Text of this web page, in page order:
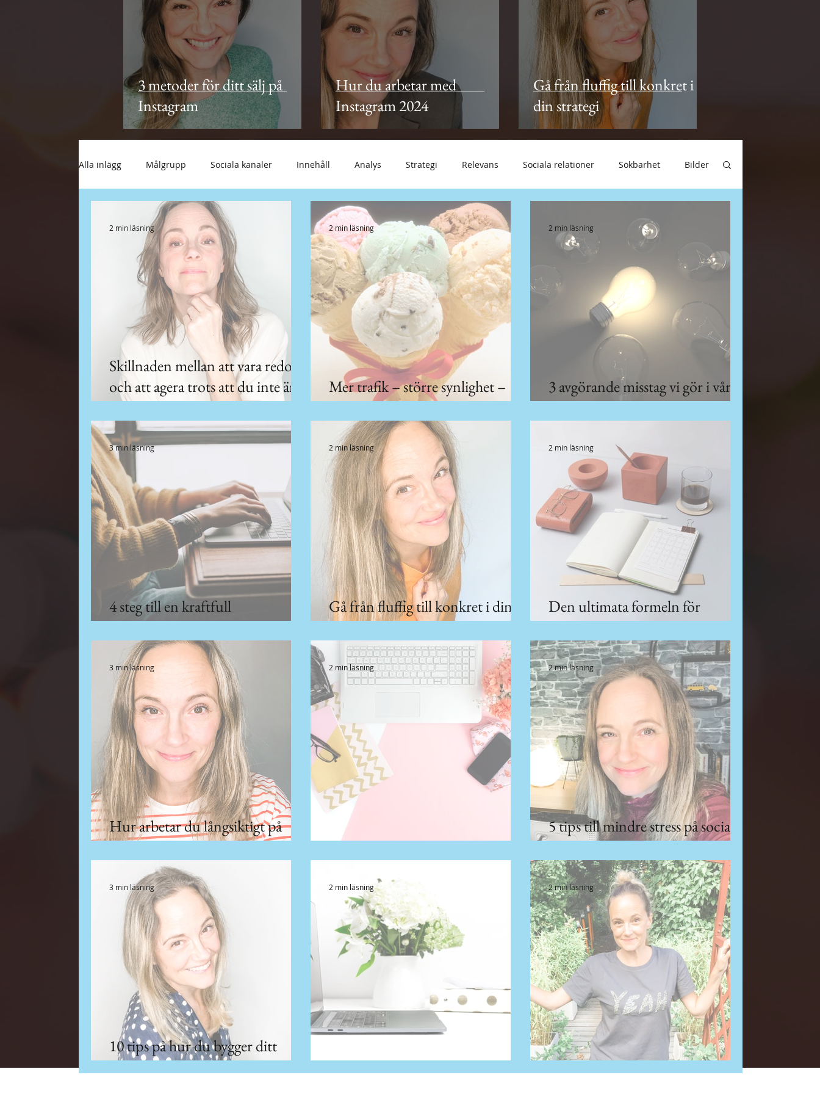
3 metoder för ditt sälj på
Instagram
Hur du arbetar med
Instagram 2024
Gå från fluffig till konkret i
din strategi
Alla inlägg Målgrupp Sociala kanaler Innehåll Analys Strategi Relevans Sociala relationer Sökbarhet Bilder
Branding Trender Epostmarknadsföring
Nybörjare Uppdatering Mindset Copywriting Texter Threads Freebie
Skillnaden mellan att vara redo
och att agera trots att du inte är
det
2 min läsning
Mer trafik – större synlighet –
ökat sälj
2 min läsning
3 avgörande misstag vi gör i vår
marknadsföring
2 min läsning
4 steg till en kraftfull
innehållsstrategi
3 min läsning
Gå från fluffig till konkret i din
strategi
2 min läsning
Den ultimata formeln för
organisk tillväxt
2 min läsning
Hur arbetar du långsiktigt på
sociala kanaler?
3 min läsning
Hur funkar Instagram Stories…
2 min läsning
5 tips till mindre stress på sociala
kanaler!
2 min läsning
10 tips på hur du bygger ditt
varumärke på sociala kanaler
3 min läsning
Vad är content marketing?
2 min läsning
Hur du lyfter ditt Instagram!
2 min läsning